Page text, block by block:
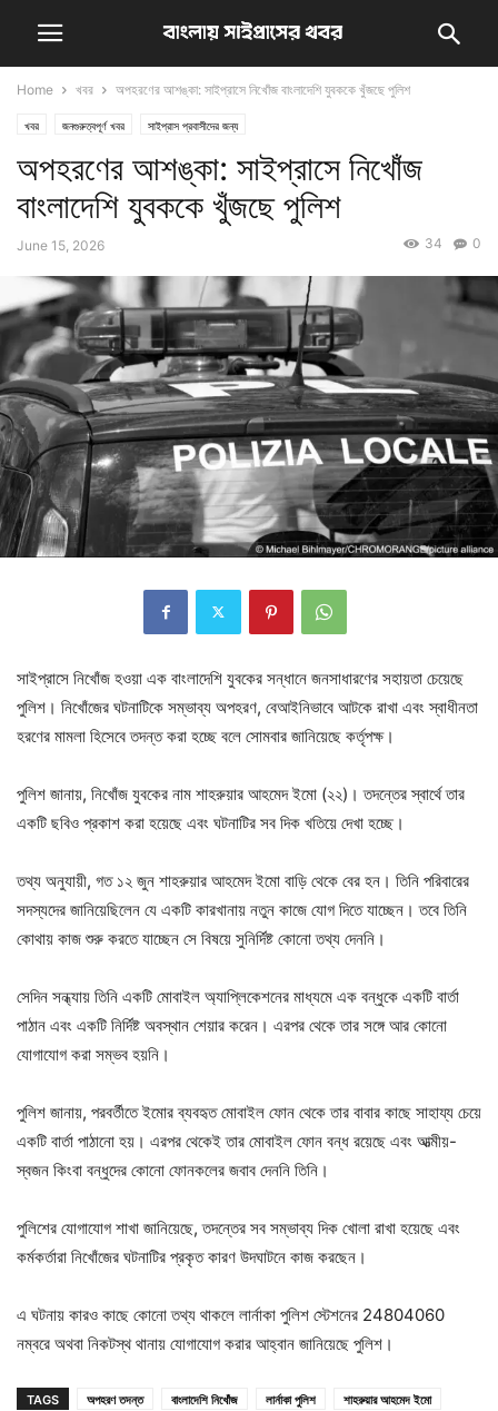
Home খবর অপহরণের আশঙ্কা: সাইপ্রাসে নিখোঁজ বাংলাদেশি যুবককে খুঁজছে পুলিশ
খবর জনগুরুত্বপূর্ণ খবর সাইপ্রাস প্রবাসীদের জন্য
অপহরণের আশঙ্কা: সাইপ্রাসে নিখোঁজ
বাংলাদেশি যুবককে খুঁজছে পুলিশ
June 15, 2026 0
34
সাইপ্রাসে নিখোঁজ হওয়া এক বাংলাদেশি যুবকের সন্ধানে জনসাধারণের সহায়তা চেয়েছে
পুলিশ। নিখোঁজের ঘটনাটিকে সম্ভাব্য অপহরণ, বেআইনিভাবে আটকে রাখা এবং স্বাধীনতা
হরণের মামলা হিসেবে তদন্ত করা হচ্ছে বলে সোমবার জানিয়েছে কর্তৃপক্ষ।
পুলিশ জানায়, নিখোঁজ যুবকের নাম শাহরুয়ার আহমেদ ইমো (২২)। তদন্তের স্বার্থে তার
একটি ছবিও প্রকাশ করা হয়েছে এবং ঘটনাটির সব দিক খতিয়ে দেখা হচ্ছে।
তথ্য অনুযায়ী, গত ১২ জুন শাহরুয়ার আহমেদ ইমো বাড়ি থেকে বের হন। তিনি পরিবারের
সদস্যদের জানিয়েছিলেন যে একটি কারখানায় নতুন কাজে যোগ দিতে যাচ্ছেন। তবে তিনি
কোথায় কাজ শুরু করতে যাচ্ছেন সে বিষয়ে সুনির্দিষ্ট কোনো তথ্য দেননি।
সেদিন সন্ধ্যায় তিনি একটি মোবাইল অ্যাপ্লিকেশনের মাধ্যমে এক বন্ধুকে একটি বার্তা
পাঠান এবং একটি নির্দিষ্ট অবস্থান শেয়ার করেন। এরপর থেকে তার সঙ্গে আর কোনো
যোগাযোগ করা সম্ভব হয়নি।
পুলিশ জানায়, পরবর্তীতে ইমোর ব্যবহৃত মোবাইল ফোন থেকে তার বাবার কাছে সাহায্য চেয়ে
একটি বার্তা পাঠানো হয়। এরপর থেকেই তার মোবাইল ফোন বন্ধ রয়েছে এবং আত্মীয়-
স্বজন কিংবা বন্ধুদের কোনো ফোনকলের জবাব দেননি তিনি।
পুলিশের যোগাযোগ শাখা জানিয়েছে, তদন্তের সব সম্ভাব্য দিক খোলা রাখা হয়েছে এবং
কর্মকর্তারা নিখোঁজের ঘটনাটির প্রকৃত কারণ উদঘাটনে কাজ করছেন।
এ ঘটনায় কারও কাছে কোনো তথ্য থাকলে লার্নাকা পুলিশ স্টেশনের 24804060
নম্বরে অথবা নিকটস্থ থানায় যোগাযোগ করার আহ্বান জানিয়েছে পুলিশ।
TAGS অপহরণ তদন্ত বাংলাদেশি নিখোঁজ লার্নাকা পুলিশ
শাহরুয়ার আহমেদ ইমো